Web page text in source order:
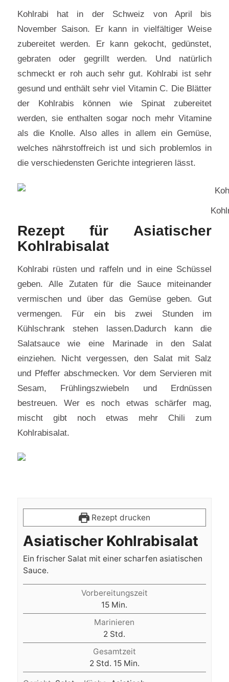
Kohlrabi hat in der Schweiz von April bis
November Saison. Er kann in vielfältiger Weise
zubereitet werden. Er kann gekocht, gedünstet,
gebraten oder gegrillt werden. Und natürlich
schmeckt er roh auch sehr gut. Kohlrabi ist sehr
gesund und enthält sehr viel Vitamin C. Die Blätter
der Kohlrabis können wie Spinat zubereitet
werden, sie enthalten sogar noch mehr Vitamine
als die Knolle. Also alles in allem ein Gemüse,
welches nährstoffreich ist und sich problemlos in
die verschiedensten Gerichte integrieren lässt.
Rezept für Asiatischer
Kohlrabisalat
Kohlrabi rüsten und raffeln und in eine Schüssel
geben. Alle Zutaten für die Sauce miteinander
vermischen und über das Gemüse geben. Gut
vermengen. Für ein bis zwei Stunden im
Kühlschrank stehen lassen.Dadurch kann die
Salatsauce wie eine Marinade in den Salat
einziehen. Nicht vergessen, den Salat mit Salz
und Pfeffer abschmecken. Vor dem Servieren mit
Sesam, Frühlingszwiebeln und Erdnüssen
bestreuen. Wer es noch etwas schärfer mag,
mischt gibt noch etwas mehr Chili zum
Kohlrabisalat.
Rezept drucken
Asiatischer Kohlrabisalat
Ein frischer Salat mit einer scharfen asiatischen
Sauce.
Vorbereitungszeit
15Minuten
Min.
Marinieren
2 Stunden
Std.
Gesamtzeit
2Stunden
Std. 15Minuten
Min.